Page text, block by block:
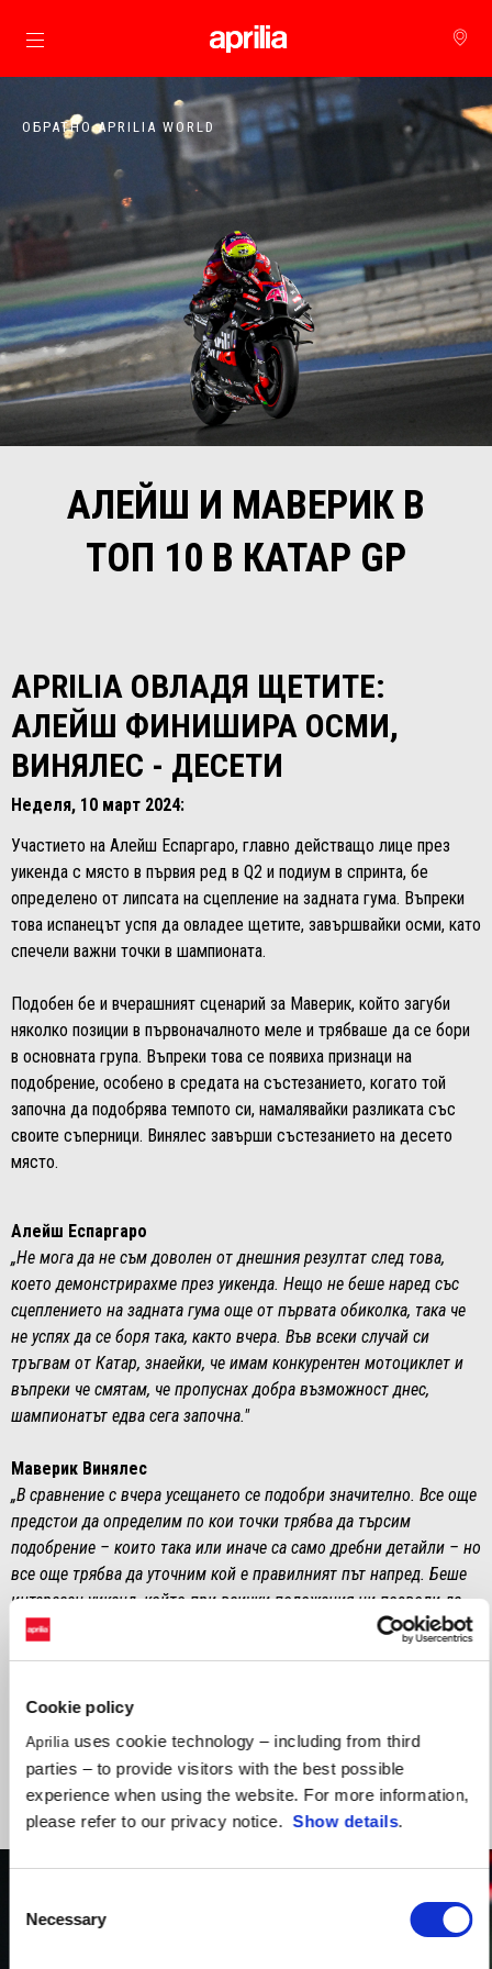
Cookie policy
Aprilia uses cookie technology – including from third
parties – to provide visitors with the best possible
experience when using the website. For more information,
please refer to our privacy notice.Show details.
Selection
Necessary
Основна страница
ОБРАТНО APRILIA WORLD
АЛЕЙШ И МАВЕРИК В
ТОП 10 В КАТАР GP
APRILIA ОВЛАДЯ ЩЕТИТЕ:
АЛЕЙШ ФИНИШИРА ОСМИ,
ВИНЯЛЕС - ДЕСЕТИ
Неделя, 10 март 2024:
Участието на Алейш Еспаргаро, главно действащо лице през
уикенда с място в първия ред в Q2 и подиум в спринта, бе
определено от липсата на сцепление на задната гума. Въпреки
това испанецът успя да овладее щетите, завършвайки осми, като
спечели важни точки в шампионата.
Подобен бе и вчерашният сценарий за Маверик, който загуби
няколко позиции в първоначалното меле и трябваше да се бори
в основната група. Въпреки това се появиха признаци на
подобрение, особено в средата на състезанието, когато той
започна да подобрява темпото си, намалявайки разликата със
своите съперници. Винялес завърши състезанието на десето
място.
Алейш Еспаргаро
„Не мога да не съм доволен от днешния резултат след това,
което демонстрирахме през уикенда. Нещо не беше наред със
сцеплението на задната гума още от първата обиколка, така че
не успях да се боря така, както вчера. Във всеки случай си
тръгвам от Катар, знаейки, че имам конкурентен мотоциклет и
въпреки че смятам, че пропуснах добра възможност днес,
шампионатът едва сега започна."
Маверик Винялес
„В сравнение с вчера усещането се подобри значително. Все още
предстои да определим по кои точки трябва да търсим
подобрение – които така или иначе са само дребни детайли – но
все още трябва да уточним кой е правилният път напред. Беше
интересен уикенд, който при всички положения ни позволи да
съберем важна информация. Прекарах състезанието днес зад
от точките, които трябва да подобрим, несъмнено е
управлението на износването на задната гума, което ми пречи
да бъда толкова бърз, колкото бих искал да съм в момента."